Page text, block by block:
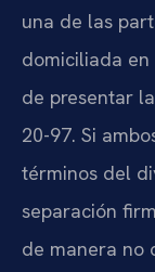
una de las
domiciliada
de presentar
20-97. Si
términos del
separación
de manera no